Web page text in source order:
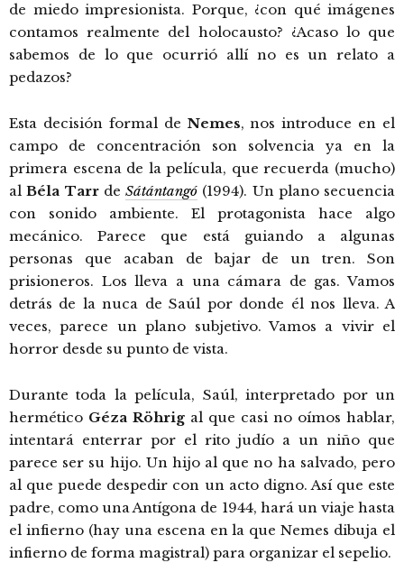
de miedo impresionista. Porque, ¿con qué imágenes
contamos realmente del holocausto? ¿Acaso lo que
sabemos de lo que ocurrió allí no es un relato a
pedazos?
Esta decisión formal de Nemes, nos introduce en el
campo de concentración son solvencia ya en la
primera escena de la película, que recuerda (mucho)
alBéla Tarrde Sátántangó (1994). Un plano secuencia
con sonido ambiente. El protagonista hace algo
mecánico. Parece que está guiando a algunas
personas que acaban de bajar de un tren. Son
prisioneros. Los lleva a una cámara de gas. Vamos
detrás de la nuca de Saúl por donde él nos lleva. A
veces, parece un plano subjetivo. Vamos a vivir el
horror desde su punto de vista.
Durante toda la película, Saúl, interpretado por un
hermético Géza Röhrig al que casi no oímos hablar,
intentará enterrar por el rito judío a un niño que
parece ser su hijo. Un hijo al que no ha salvado, pero
al que puede despedir con un acto digno. Así que este
padre, como una Antígona de 1944, hará un viaje hasta
el infierno (hay una escena en la que Nemes dibuja el
infierno de forma magistral) para organizar el sepelio.